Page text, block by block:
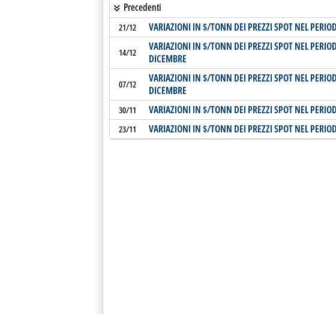
Precedenti
21/12 VARIAZIONI IN $/TONN DEI PREZZI SPOT NEL
14/12
VARIAZIONI IN $/TONN DEI PREZZI SPOT NEL
DICEMBRE
07/12
VARIAZIONI IN $/TONN DEI PREZZI SPOT NEL
DICEMBRE
30/11 VARIAZIONI IN $/TONN DEI PREZZI SPOT NEL
23/11 VARIAZIONI IN $/TONN DEI PREZZI SPOT NEL